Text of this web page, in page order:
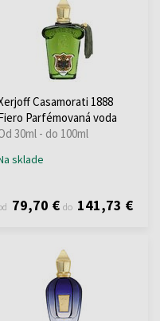
Casamorati 1888
Parfémovaná voda
30ml - do 100ml
sklade
79,70 € do 141,73 €